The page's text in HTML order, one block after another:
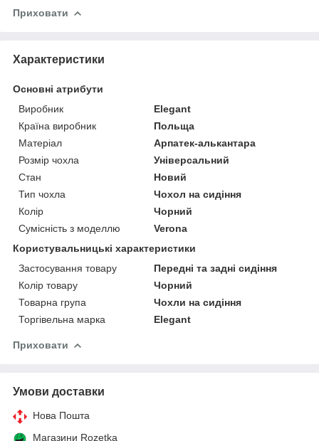
Приховати
Характеристики
Основні атрибути
Виробник
Elegant
Країна виробник
Польща
Матеріал
Арпатек-алькантара
Розмір чохла
Універсальний
Стан
Новий
Тип чохла
Чохол на сидіння
Колір
Чорний
Сумісність з моделлю
Verona
Користувальницькі характеристики
Застосування товару
Передні та задні сидіння
Колір товару
Чорний
Товарна група
Чохли на сидіння
Торгівельна марка
Elegant
Приховати
Умови доставки
Нова Пошта
Магазини Rozetka